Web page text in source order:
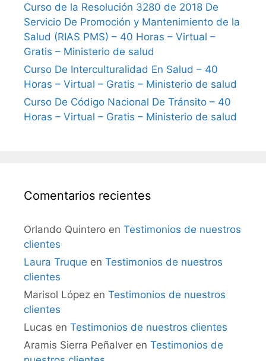
Curso de la Resolución 3280 de 2018 De
Servicio De Promoción y Mantenimiento de la
Salud (RIAS PMS) – 40 Horas – Virtual –
Gratis – Ministerio de salud
Curso De Interculturalidad En Salud – 40
Horas – Virtual – Gratis – Ministerio de salud
Curso De Código Nacional De Tránsito – 40
Horas – Virtual – Gratis – Ministerio de salud
Comentarios recientes
Orlando Quintero en Testimonios de nuestros
clientes
Laura Truque en Testimonios de nuestros
clientes
Marisol López en Testimonios de nuestros
clientes
Lucas en Testimonios de nuestros clientes
Aramis Sierra Peñalver en Testimonios de